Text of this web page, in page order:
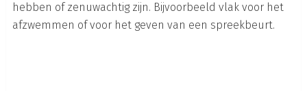
hebben of zenuwachtig zijn. Bijvoorbeeld vlak voor het
afzwemmen of voor het geven van een spreekbeurt.